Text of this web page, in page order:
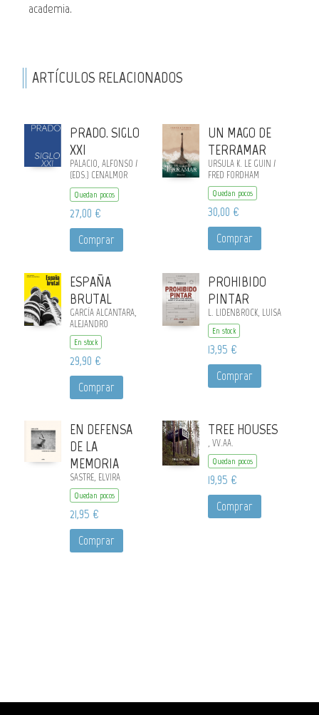
academia.
ARTÍCULOS RELACIONADOS
PRADO. SIGLO
XXI
PALACIO, ALFONSO /
(EDS.) CENALMOR
ELENA
Quedan pocos
27,00 €
Comprar
UN MAGO DE
TERRAMAR
URSULA K. LE GUIN /
FRED FORDHAM
Quedan pocos
30,00 €
Comprar
ESPAÑA
BRUTAL
GARCÍA ALCANTARA,
ALEJANDRO
En stock
29,90 €
Comprar
PROHIBIDO
PINTAR
L. LIDENBROCK, LUISA
En stock
13,95 €
Comprar
EN DEFENSA
DE LA
MEMORIA
SASTRE, ELVIRA
Quedan pocos
21,95 €
Comprar
TREE HOUSES
, VV.AA.
Quedan pocos
19,95 €
Comprar